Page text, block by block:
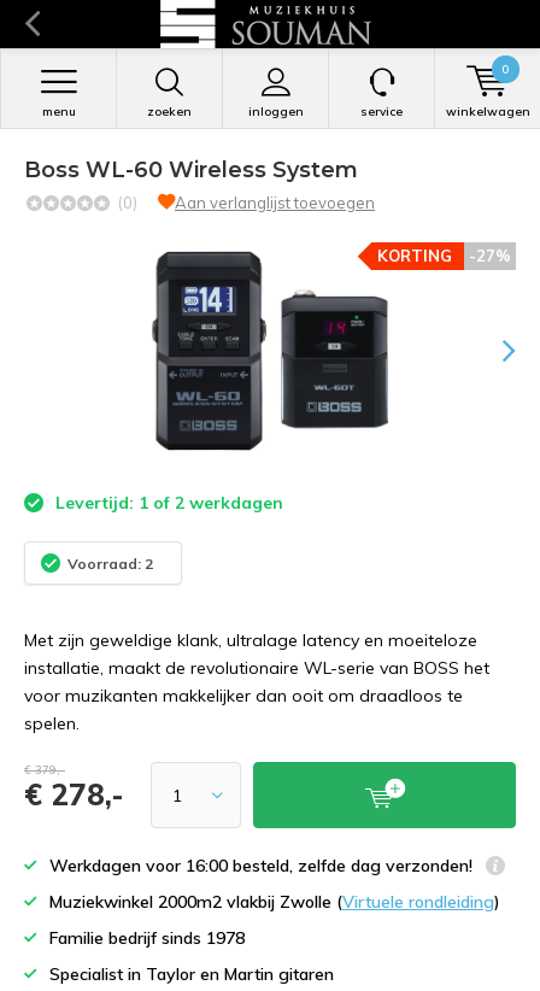
zoeken inloggen
menu service winkelwagen
0
Boss WL-60 Wireless System
(0) Aan verlanglijst toevoegen
-27%
KORTING
Levertijd: 1 of 2 werkdagen
Voorraad: 2
Met zijn geweldige klank, ultralage latency en moeiteloze
installatie, maakt de revolutionaire WL-serie van BOSS het
voor muzikanten makkelijker dan ooit om draadloos te
spelen.
€ 379,-
€ 278,-
Werkdagen voor 16:00 besteld, zelfde dag verzonden!
Muziekwinkel 2000m2 vlakbij Zwolle (Virtuele rondleiding)
Familie bedrijf sinds 1978
Specialist in Taylor en Martin gitaren